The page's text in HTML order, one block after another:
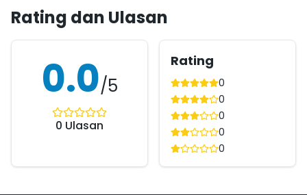
Rating dan Ulasan
0.0/5
0 Ulasan
Rating
0
0
0
0
0